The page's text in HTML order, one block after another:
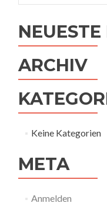
ARCHIV
Keine Kategorien
META
Anmelden